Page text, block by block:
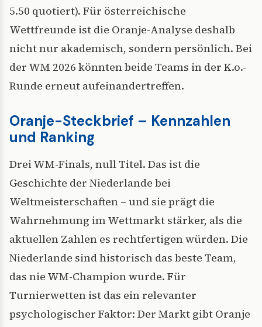
5.50 quotiert). Für österreichische
Wettfreunde ist die Oranje-Analyse deshalb
nicht nur akademisch, sondern persönlich. Bei
der WM 2026 könnten beide Teams in der K.o.-
Runde erneut aufeinandertreffen.
Oranje-Steckbrief – Kennzahlen
und Ranking
Drei WM-Finals, null Titel. Das ist die
Geschichte der Niederlande bei
Weltmeisterschaften – und sie prägt die
Wahrnehmung im Wettmarkt stärker, als die
aktuellen Zahlen es rechtfertigen würden. Die
Niederlande sind historisch das beste Team,
das nie WM-Champion wurde. Für
Turnierwetten ist das ein relevanter
psychologischer Faktor: Der Markt gibt Oranje